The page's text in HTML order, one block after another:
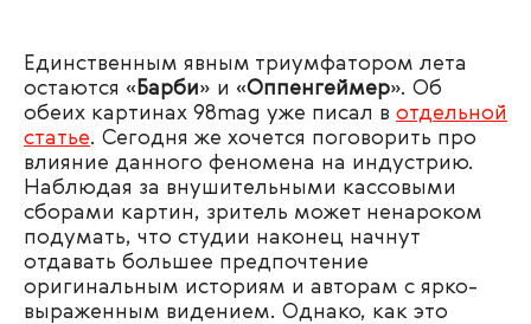
Единственным явным триумфатором лета
остаются « Барби» и «Оппенгеймер». Об
обеих картинах 98mag уже писал в отдельной
статье. Сегодня же хочется поговорить про
влияние данного феномена на индустрию.
Наблюдая за внушительными кассовыми
сборами картин, зритель может ненароком
подумать, что студии наконец начнут
отдавать большее предпочтение
оригинальным историям и авторам с ярко-
выраженным видением. Однако, как это